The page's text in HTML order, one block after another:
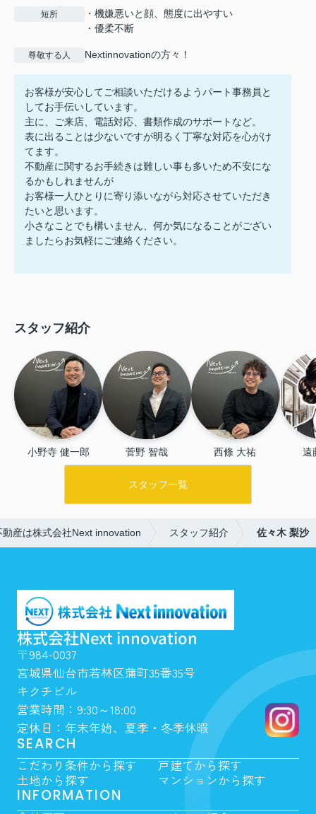
短所
・機嫌悪いと顔、態度に出やすい
・優柔不断
尊敬する人 Nextinnovationの方々！
お客様が安心してご相談いただけるようパート事務員と
してお手伝いしています。
主に、ご来店、電話対応、書類作成のサポートなど。
表に出ることは少ないですが明るく丁寧な対応を心がけ
てます。
不動産に関するお手続きは難しい事も多いため不安にな
るかもしれませんが
お客様一人ひとりに寄り添いながら対応させていただき
たいと思います。
小さなことでも構いません、何か気になることがござい
ましたらお気軽にご連絡ください。
スタッフ紹介
小野寺 健一郎 菅野 智哉 西條 大祐 遠
スタッフ一覧
動産は株式会社Next innovation スタッフ紹介 佐々木 梨沙
株式会社Next innovation
〒984-0037
宮城県仙台市若林区蒲町35番35号
キクチビル
営業時間：9:30～18:00
定休日：年末年始、夏季・冬季休暇
SEARCH
こだわり条件から探す
戸建てから探す
土地から探す
マンションから探す
INFORMATION